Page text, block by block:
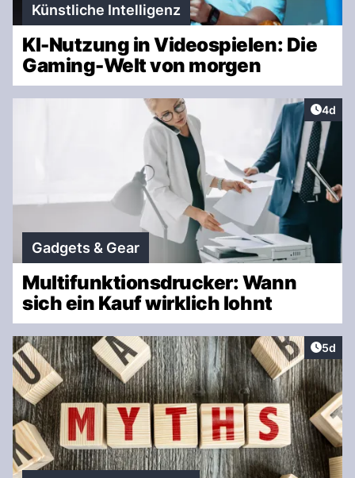
Künstliche Intelligenz
KI-Nutzung in Videospielen: Die
Gaming-Welt von morgen
4d
Gadgets & Gear
Multifunktionsdrucker: Wann
sich ein Kauf wirklich lohnt
5d